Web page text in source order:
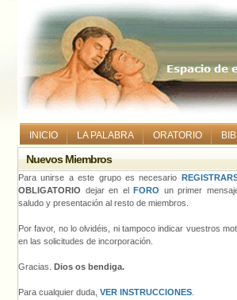
INICIO LA PALABRA ORATORIO
Nuevos Miembros
Para unirse a este grupo es necesario
OBLIGATORIO dejar en el FORO un primer
saludo y presentación al resto de miembros.
Por favor, no lo olvidéis, ni tampoco indicar vuestros
en las solicitudes de incorporación.
Gracias. Dios os bendiga.
Para cualquier duda, VER INSTRUCCIONES